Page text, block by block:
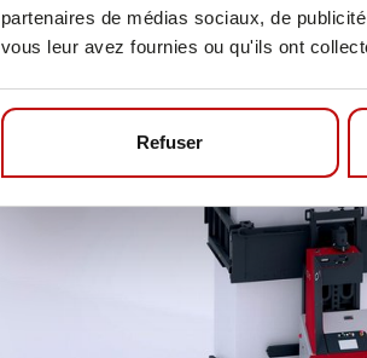
partenaires de médias sociaux, de
vous leur avez fournies ou qu'ils ont
Refuser